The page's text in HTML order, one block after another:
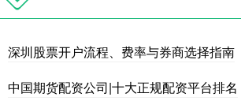
深圳股票开户流程、费率与券商选择指南
中国期货配资公司|十大正规配资平台排名